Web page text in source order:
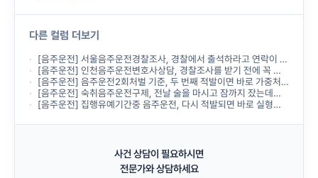
다른 컬럼 더보기
[음주운전] 서울음주운전경찰조사, 경찰에서 출석하라고 연락이 왔는데 무엇부터 준비해야 하나요?
[음주운전] 인천음주운전변호사상담, 경찰조사를 받기 전에 꼭 받아야 하나요?
[음주운전] 음주운전2회처벌 기준, 두 번째 적발이면 바로 가중처벌되나요?
[음주운전] 숙취음주운전구제, 전날 술을 마시고 잠까지 잤는데도 음주운전으로 처벌되나요?
[음주운전] 집행유예기간중 음주운전, 다시 적발되면 바로 실형이 선고되나요?
사건 상담이 필요하시면
전문가와 상담하세요